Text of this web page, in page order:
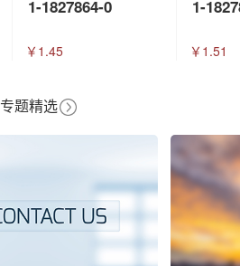
1-1827864-0
￥1.45
1-
￥1.51
专题精选